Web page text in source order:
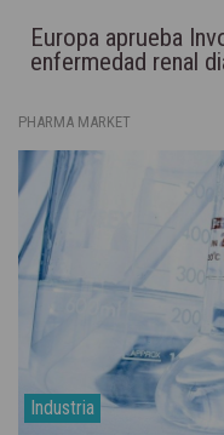
Europa aprueba
enfermedad renal
PHARMA MARKET
Industria